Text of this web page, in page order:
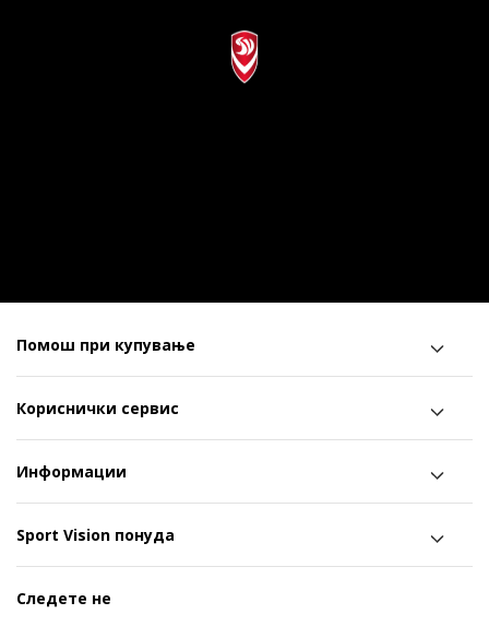
Помош при купување
Кориснички сервис
Информации
Sport Vision понуда
Следете не